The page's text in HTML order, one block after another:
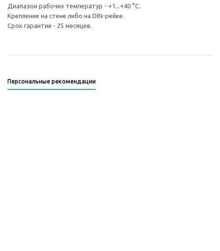
Диапазон рабочих температур - +1...+40 °С.
Крепление на стене либо на DIN-рейке.
Срок гарантии - 25 месяцев.
Персональные рекомендации